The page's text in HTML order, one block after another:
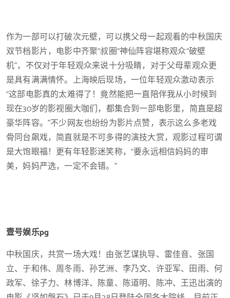
作为一部可以打破次元壁，可以携父母一起观看的中秋国庆
双节档影片，电影中齐聚“叔圈“神仙阵容堪称观众“破壁
机”，不仅对于年轻观众来说十分吸睛，对于父母辈观众更
是具有满满情怀。上海映后现场，一位年轻观众激动表示
“这部电影真的太难得了！竟然能把一直陪伴我从小时候到
现在30岁的影视圈大咖们，都集合到一部电影里，简直是超
豪华阵容。”不少网友也纷纷为影片点赞，表示这么多老戏
骨同台飙戏，简直就是不可多得的演技大赏，观影过程可谓
是大饱眼福！更有年轻影迷笑称，“要永远相信妈妈的审
美，妈妈严选，一定不会错。”
壹号娱乐pg
中秋国庆，共赏一场大戏！由张艺谋执导、雷佳音、张国
立、于和伟、周冬雨、孙艺洲、李乃文、许亚军、田雨、何
政军、徐子力、林博洋、陈童、陈道明、陈冲、王迅出演的